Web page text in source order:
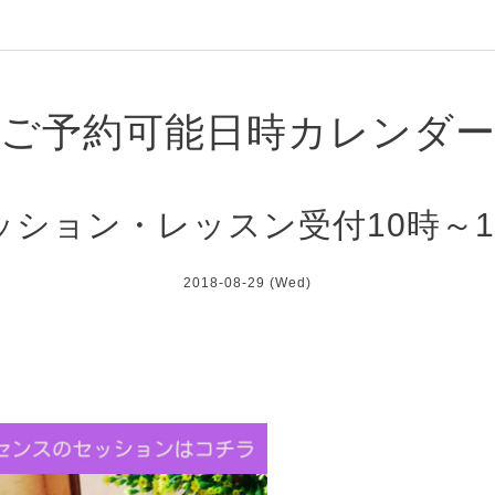
ご予約可能日時カレンダー
ション・レッスン受付10時～
2018-08-29 (Wed)